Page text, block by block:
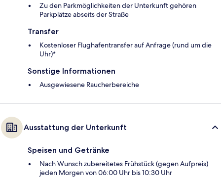
Zu den Parkmöglichkeiten der Unterkunft gehören
Parkplätze abseits der Straße
Transfer
Kostenloser Flughafentransfer auf Anfrage (rund um die
Uhr)*
Sonstige Informationen
Ausgewiesene Raucherbereiche
Ausstattung der Unterkunft
Speisen und Getränke
Nach Wunsch zubereitetes Frühstück (gegen Aufpreis)
jeden Morgen von 06:00 Uhr bis 10:30 Uhr